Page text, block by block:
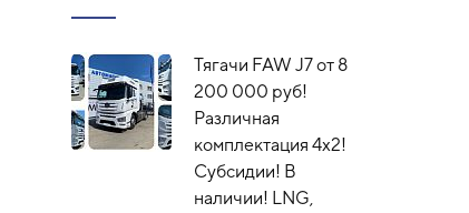
Тягачи FAW J7 от 8
200 000 руб!
Различная
комплектация 4х2!
Субсидии! В
наличии! LNG,